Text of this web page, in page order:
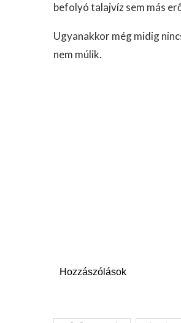
befolyó talajvíz sem más
Ugyanakkor még midig
nem múlik.
Hozzászólások